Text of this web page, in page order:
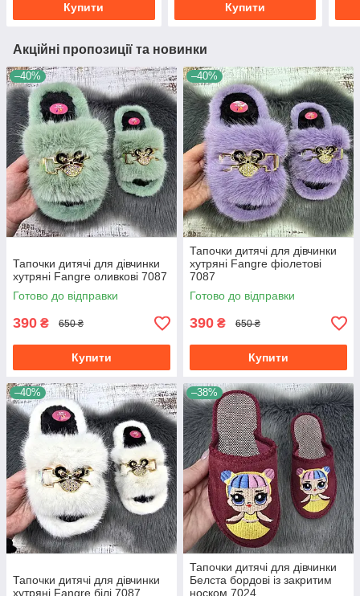
Купити Купити
Акційні пропозиції та новинки
–40%
Тапочки дитячі для дівчинки
хутряні Fangre оливкові 7087
Готово до відправки
390 ₴ 650 ₴
Купити
–40%
Тапочки дитячі для дівчинки
хутряні Fangre фіолетові
7087
Готово до відправки
390 ₴ 650 ₴
Купити
–40%
Тапочки дитячі для дівчинки
хутряні Fangre білі 7087
–38%
Тапочки дитячі для дівчинки
Белста бордові із закритим
носком 7024